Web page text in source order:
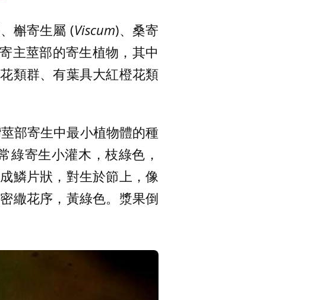
槲寄生屬 (Viscum)、桑寄
主莖部的寄生植物，其中
類群、有葉具大紅橙花類
部寄生中最小植物體的種
寄生小灌木，枝綠色，
鱗片狀，對生於節上，像
繖花序，黃綠色。漿果倒